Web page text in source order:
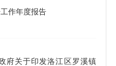
作年度报告
府关于印发洛江区罗溪镇